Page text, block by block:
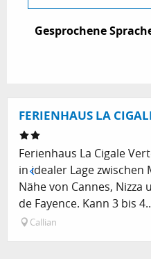
Gesprochene
Gesprochene
FERIENHAUS LA
Ferienhaus La Cigale
in idealer Lage
Nähe von Cannes, Nizza
de Fayence. Kann 3 bis
Callian